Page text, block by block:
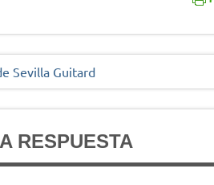
Sevilla Guitard
RESPUESTA